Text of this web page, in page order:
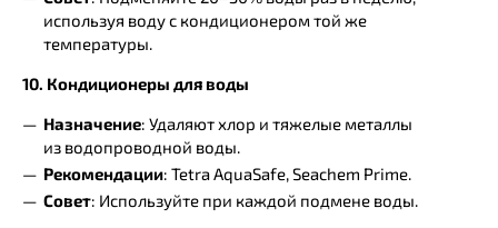
используя воду с кондиционером той же
температуры.
10. Кондиционеры для воды
Назначение: Удаляют хлор и тяжелые металлы
из водопроводной воды.
Рекомендации: Tetra AquaSafe, Seachem Prime.
Совет: Используйте при каждой подмене воды.